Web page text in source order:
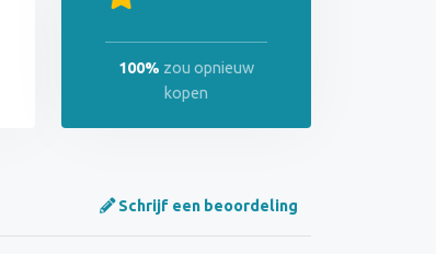
100% zou opnieuw
kopen
Schrijf een beoordeling